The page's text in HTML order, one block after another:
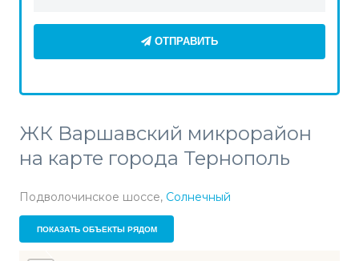
ОТПРАВИТЬ
ЖК Варшавский микрорайон
на карте города Тернополь
Подволочинское шоссе, Солнечный
ПОКАЗАТЬ ОБЪЕКТЫ РЯДОМ